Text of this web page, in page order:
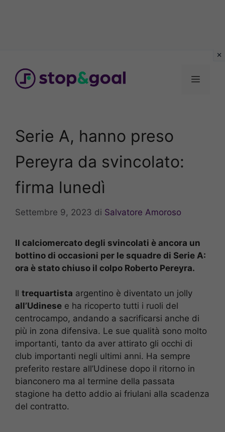
contenuto
Menu
Serie A, hanno preso
Pereyra da svincolato:
firma lunedì
Settembre 9, 2023 di Salvatore Amoroso
Il calciomercato degli svincolati è ancora un
bottino di occasioni per le squadre di Serie A:
ora è stato chiuso il colpo Roberto Pereyra.
Il trequartista argentino è diventato un jolly
all’Udinese e ha ricoperto tutti i ruoli del
centrocampo, andando a sacrificarsi anche di
più in zona difensiva. Le sue qualità sono molto
importanti, tanto da aver attirato gli occhi di
club importanti negli ultimi anni. Ha sempre
preferito restare all’Udinese dopo il ritorno in
bianconero ma al termine della passata
stagione ha detto addio ai friulani alla scadenza
del contratto.